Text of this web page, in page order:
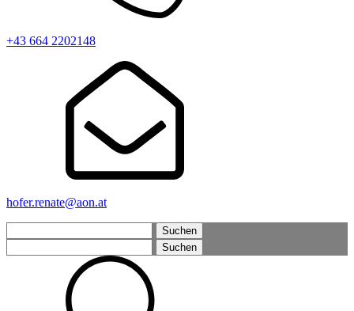
+43 664 2202148
hofer.renate@aon.at
nach:
nach: